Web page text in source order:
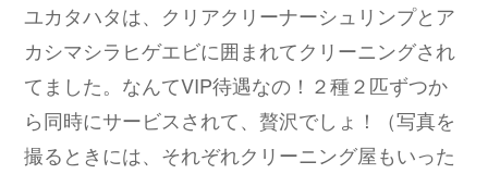
ユカタハタは、クリアクリーナーシュリンプとア
カシマシラヒゲエビに囲まれてクリーニングされ
てました。なんてVIP待遇なの！２種２匹ずつか
ら同時にサービスされて、贅沢でしょ！（写真を
撮るときには、それぞれクリーニング屋もいった